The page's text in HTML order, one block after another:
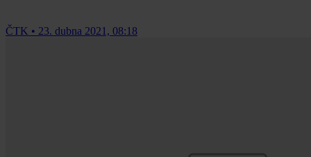
ČTK • 23. dubna 2021, 08:18